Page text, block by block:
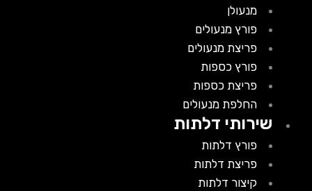
מנעולן
פורץ מנעולים
פריצת מנעולים
פורץ כספות
פריצת כספות
החלפת מנעולים
שירותי דלתות
פורץ דלתות
פריצת דלתות
קיצור דלתות